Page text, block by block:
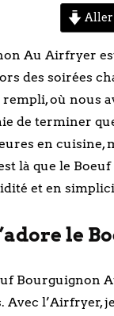
Aller
Au Airfryer
des soirées
où nous
de terminer
en
là que le
et en
le
Avec l’Airfryer,